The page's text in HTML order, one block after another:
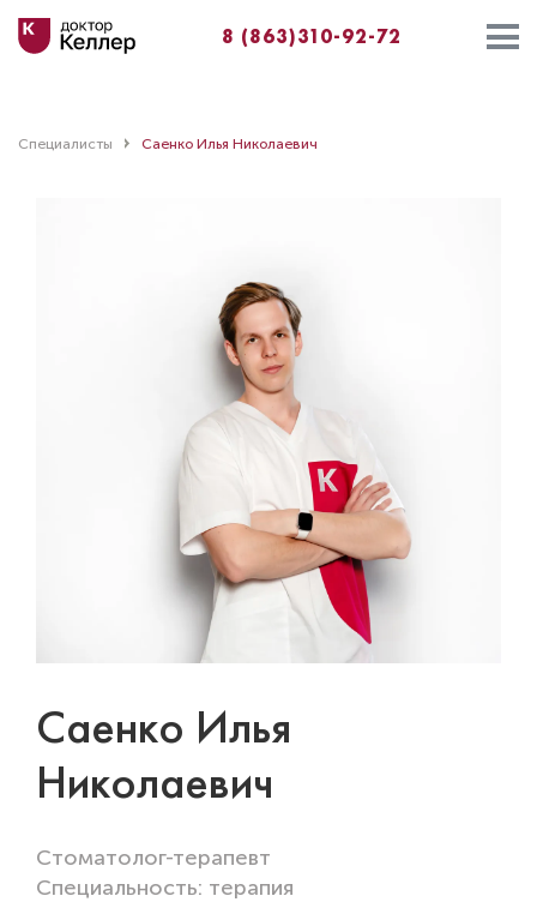
8 (863)310-92-72
Специалисты Саенко Илья Николаевич
Саенко Илья
Николаевич
Стоматолог-терапевт
Специальность: терапия